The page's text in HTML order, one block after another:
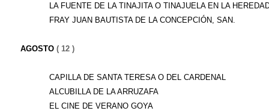
LA FUENTE DE LA TINAJITA O TINAJUELA EN LA
FRAY JUAN BAUTISTA DE LA CONCEPCIÓN, SAN.
AGOSTO ( 12 )
CAPILLA DE SANTA TERESA O DEL CARDENAL
ALCUBILLA DE LA ARRUZAFA
EL CINE DE VERANO GOYA